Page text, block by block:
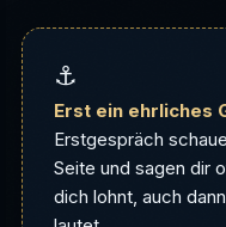
⚓
Erst ein ehrliches
Erstgespräch
Seite und sagen dir
dich lohnt, auch